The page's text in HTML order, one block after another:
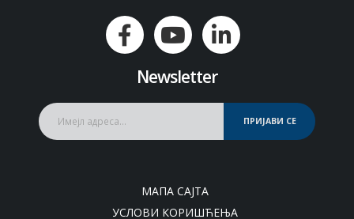
Newsletter
ПРИЈАВИ СЕ
МАПА САЈТА
УСЛОВИ КОРИШЋЕЊА